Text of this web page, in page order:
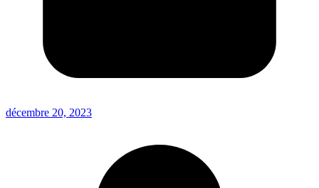
décembre 20, 2023